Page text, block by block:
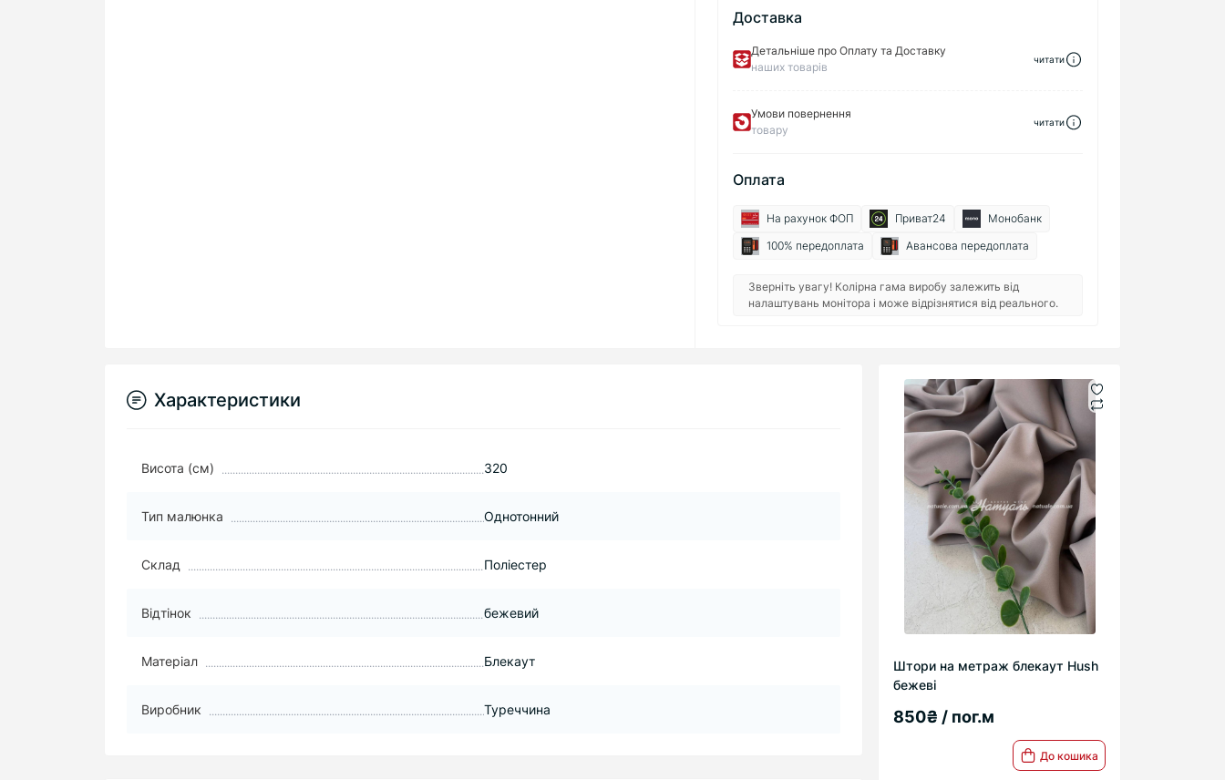
Доставка
Детальніше про Оплату та Доставку
наших товарів
читати
Умови повернення
товару
читати
Оплата
На рахунок ФОП Приват24
Монобанк
100% передоплата
Авансова передоплата
Зверніть увагу! Колірна гама виробу залежить від
налаштувань монітора і може відрізнятися від реального.
Штори на метраж блекаут Hush
бежеві
850₴ / пог.м
До кошика
Характеристики
Висота (см) 320
Тип малюнка Однотонний
Склад Поліестер
Відтінок бежевий
Матеріал Блекаут
Виробник Туреччина